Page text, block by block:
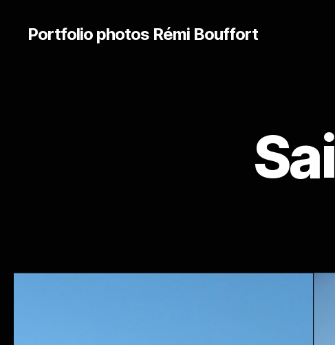
Portfolio photos Rémi Bouffort